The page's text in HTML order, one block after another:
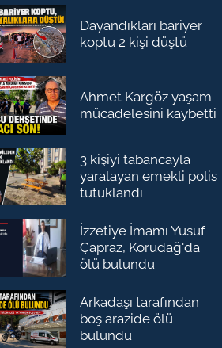
Dayandıkları bariyer
koptu 2 kişi düştü
Ahmet Kargöz yaşam
mücadelesini kaybetti
3 kişiyi tabancayla
yaralayan emekli polis
tutuklandı
İzzetiye İmamı Yusuf
Çapraz, Korudağ'da
ölü bulundu
Arkadaşı tarafından
boş arazide ölü
bulundu